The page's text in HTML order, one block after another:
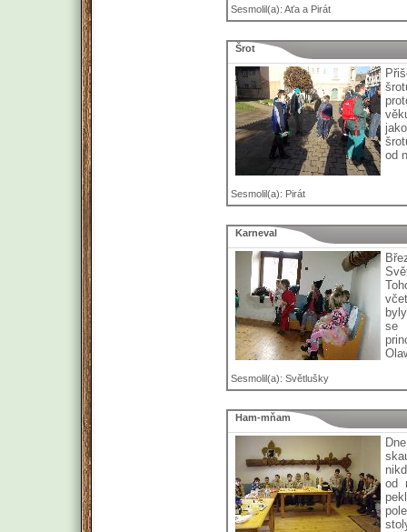
Sesmolil(a): Aťa a Pirát
Šrot
od
Sesmolil(a): Pirát
Karneval
se
Sesmolil(a): Světlušky
Ham-mňam
od